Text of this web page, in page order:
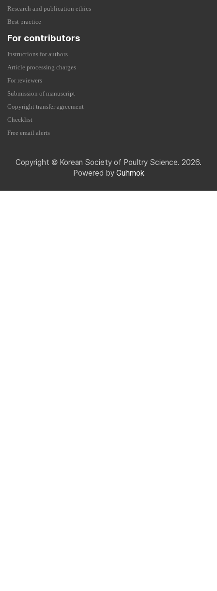
Research and publication ethics
Best practice
For contributors
Instructions for authors
Article processing charges
For reviewers
Submission of manuscript
Copyright transfer agreement
Checklist
Free email alerts
Copyright © Korean Society of Poultry Science. 2026.
Powered by Guhmok